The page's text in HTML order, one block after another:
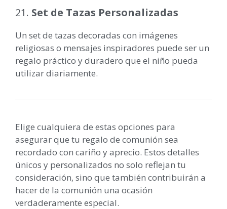
21. Set de Tazas Personalizadas
Un set de tazas decoradas con imágenes
religiosas o mensajes inspiradores puede ser un
regalo práctico y duradero que el niño pueda
utilizar diariamente.
Elige cualquiera de estas opciones para
asegurar que tu regalo de comunión sea
recordado con cariño y aprecio. Estos detalles
únicos y personalizados no solo reflejan tu
consideración, sino que también contribuirán a
hacer de la comunión una ocasión
verdaderamente especial.